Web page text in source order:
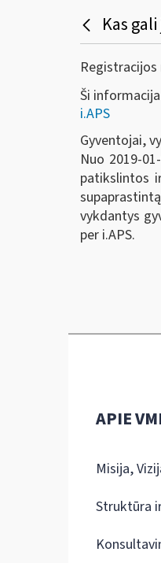
Kas
Registracijos
Ši
i.APS
Gyventojai,
Nuo 2019-
patikslintos
vykdantys
per i.APS.
APIE
Misija,
Struktūra